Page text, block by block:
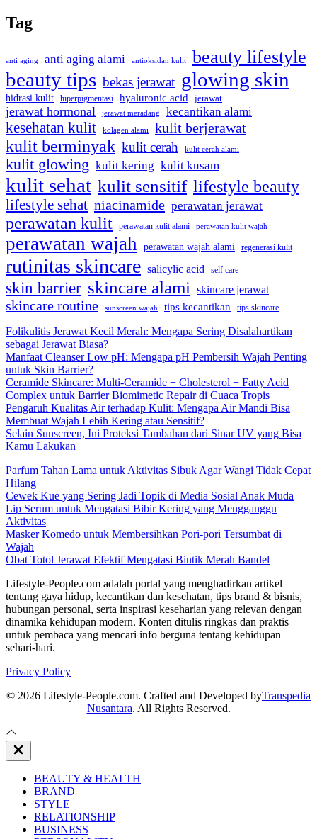
Tag
anti aging anti aging alami antioksidan kulit beauty lifestyle
beauty tips bekas jerawat glowing skin
hidrasi kulit hiperpigmentasi hyaluronic acid jerawat
jerawat hormonal jerawat meradang kecantikan alami
kesehatan kulit kolagen alami kulit berjerawat
kulit berminyak kulit cerah kulit cerah alami
kulit glowing kulit kering kulit kusam
kulit sehat kulit sensitif lifestyle beauty
lifestyle sehat niacinamide perawatan jerawat
perawatan kulit perawatan kulit alami perawatan kulit wajah
perawatan wajah perawatan wajah alami regenerasi kulit
rutinitas skincare salicylic acid self care
skin barrier skincare alami skincare jerawat
skincare routine sunscreen wajah tips kecantikan tips skincare
Folikulitis Jerawat Kecil Merah: Mengapa Sering Disalahartikan
sebagai Jerawat Biasa?
Manfaat Cleanser Low pH: Mengapa pH Pembersih Wajah Penting
untuk Skin Barrier?
Ceramide Skincare: Multi-Ceramide + Cholesterol + Fatty Acid
Complex untuk Barrier Biomimetic Repair di Cuaca Tropis
Pengaruh Kualitas Air terhadap Kulit: Mengapa Air Mandi Bisa
Membuat Wajah Lebih Kering atau Sensitif?
Selain Sunscreen, Ini Proteksi Tambahan dari Sinar UV yang Bisa
Kamu Lakukan
Parfum Tahan Lama untuk Aktivitas Sibuk Agar Wangi Tidak Cepat
Hilang
Cewek Kue yang Sering Jadi Topik di Media Sosial Anak Muda
Lip Serum untuk Mengatasi Bibir Kering yang Mengganggu
Aktivitas
Masker Komedo untuk Membersihkan Pori-pori Tersumbat di
Wajah
Obat Totol Jerawat Efektif Mengatasi Bintik Merah Bandel
Lifestyle-People.com adalah portal yang menghadirkan artikel
tentang gaya hidup, kecantikan dan kesehatan, tips brand & bisnis,
hubungan personal, serta inspirasi keseharian yang relevan dengan
dinamika kehidupan modern. Konten ditulis ringkas dan praktis
untuk pembaca yang mencari info berguna tentang kehidupan
sehari-hari.
Privacy Policy
© 2026 Lifestyle-People.com. Crafted and Developed byTranspedia
Nusantara. All Rights Reserved.
Close
Off
BEAUTY & HEALTH
BRAND
STYLE
RELATIONSHIP
BUSINESS